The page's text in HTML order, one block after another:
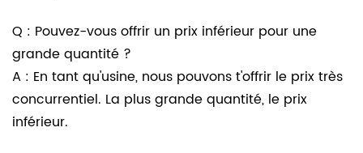
Q : Pouvez-vous offrir un prix inférieur pour une
grande quantité ?
A : En tant qu'usine, nous pouvons t'offrir le prix très
concurrentiel. La plus grande quantité, le prix
inférieur.